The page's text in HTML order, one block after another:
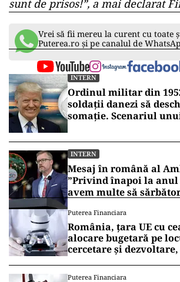
sunt de prisos!”, a mai declarat
Vrei să fii mereu la curent cu toate
Puterea.ro și pe canalul de
INTERN
Ordinul militar din
soldații danezi să
somație. Scenariul
INTERN
Mesaj în română al
”Privind înapoi la anul
avem multe să
Puterea Financiara
România, țara UE cu
alocare bugetară pe
cercetare și dezvoltare,
Puterea Financiara